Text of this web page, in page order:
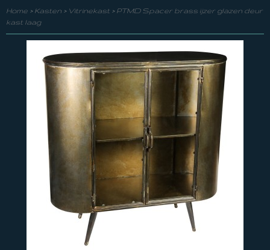
Home > Kasten > Vitrinekast > PTMD Spacer brass ijzer glazen deur
kast laag